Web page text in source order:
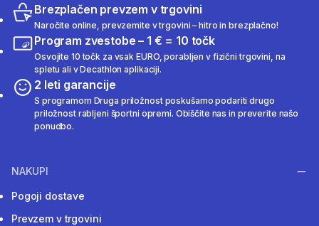
Brezplačen prevzem v trgovini
Naročite online, prevzemite v trgovini – hitro in brezplačno!
Program zvestobe – 1 € = 10 točk
Osvojite 10 točk za vsak EURO, porabljen v fizični trgovini, na
spletu ali v Decathlon aplikaciji.
2 leti garancije
S programom Druga priložnost poskušamo podariti drugo
priložnost rabljeni športni opremi. Obiščite nas in preverite našo
ponudbo.
NAKUPI
Pogoji dostave
Prevzem v trgovini